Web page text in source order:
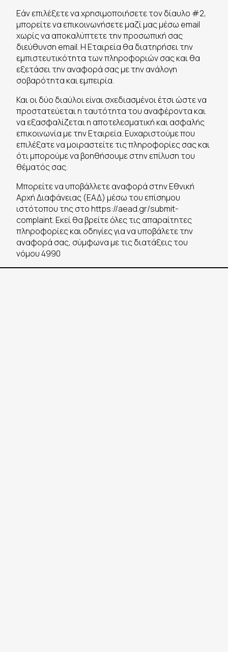
Εάν επιλέξετε να χρησιμοποιήσετε τον δίαυλο #2,
μπορείτε να επικοινωνήσετε μαζί μας μέσω email
χωρίς να αποκαλύπτετε την προσωπική σας
διεύθυνση email. Η Εταιρεία θα διατηρήσει την
εμπιστευτικότητα των πληροφοριών σας και θα
εξετάσει την αναφορά σας με την ανάλογη
σοβαρότητα και εμπειρία.
Και οι δύο διαύλοι είναι σχεδιασμένοι έτσι ώστε να
προστατεύεται η ταυτότητα του αναφέροντα και
να εξασφαλίζεται η αποτελεσματική και ασφαλής
επικοινωνία με την Εταιρεία. Ευχαριστούμε που
επιλέξατε να μοιραστείτε τις πληροφορίες σας και
ότι μπορούμε να βοηθήσουμε στην επίλυση του
θέματός σας.
Μπορείτε να υποβάλλετε αναφορά στην Εθνική
Αρχή Διαφάνειας (ΕΑΔ) μέσω του επίσημου
ιστότοπου της στο https://aead.gr/submit-
complaint. Εκεί θα βρείτε όλες τις απαραίτητες
πληροφορίες και οδηγίες για να υποβάλετε την
αναφορά σας, σύμφωνα με τις διατάξεις του
νόμου 4990